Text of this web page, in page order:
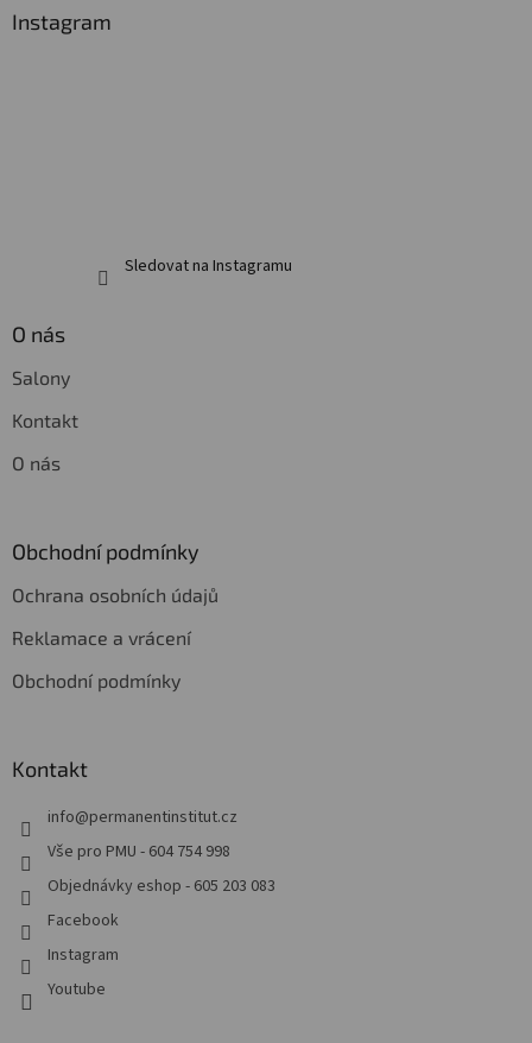
Instagram
Sledovat na Instagramu
O nás
Salony
Kontakt
O nás
Obchodní podmínky
Ochrana osobních údajů
Reklamace a vrácení
Obchodní podmínky
Kontakt
info@permanentinstitut.cz
Vše pro PMU - 604 754 998
Objednávky eshop - 605 203 083
Facebook
Instagram
Youtube